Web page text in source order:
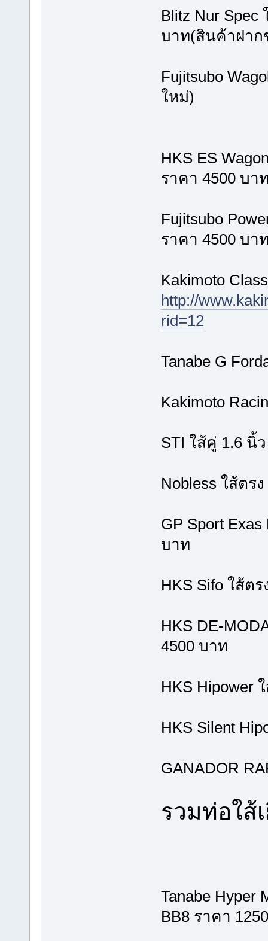
Blitz Nur Spec
บาท(สินค้าฝาก
Fujitsubo
ใหม่)
HKS ES
ราคา 4500 บา
Fujitsubo
ราคา 4500 บา
Kakimoto
http://
rid=12
Tanabe G
Kakimoto
STI ใส้คู่ 1.6 นิ้
Nobless ใส้ตร
GP Sport
บาท
HKS Sifo ใส้ต
HKS DE-
4500 บาท
HKS Hipower
HKS Silent
GANADOR
รวมท่อใส้
Tanabe Hyper
BB8 ราคา